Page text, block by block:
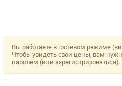
Вы работаете в гостевом режиме
Чтобы увидеть свои цены, вам
паролем (или зарегистрироваться).